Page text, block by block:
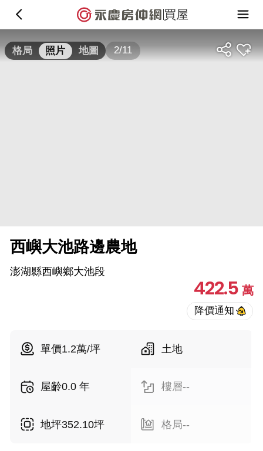
買屋
格局 照片 地圖 2/11
西嶼大池路邊農地
澎湖縣西嶼鄉大池段
422.5萬
單價1.2萬/坪 土地
屋齡0.0 年 樓層--
地坪352.10坪 格局--